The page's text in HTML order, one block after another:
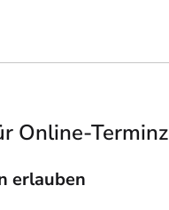
Online-
erlauben